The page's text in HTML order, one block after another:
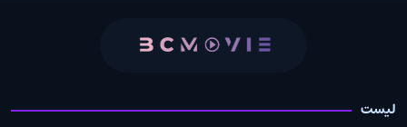
لیست